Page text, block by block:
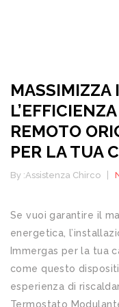
MASSIMIZZA
REMOTO
PER LA TUA
By :Assistenza Chirco
Se vuoi garantire il
energetica,
Immergas per la tua
come questo
esperienza di
Termostato